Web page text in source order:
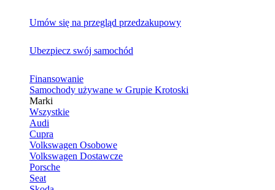
Umów się na przegląd przedzakupowy
Ubezpiecz swój samochód
Finansowanie
Samochody używane w Grupie Krotoski
Marki
Wszystkie
Audi
Cupra
Volkswagen Osobowe
Volkswagen Dostawcze
Porsche
Seat